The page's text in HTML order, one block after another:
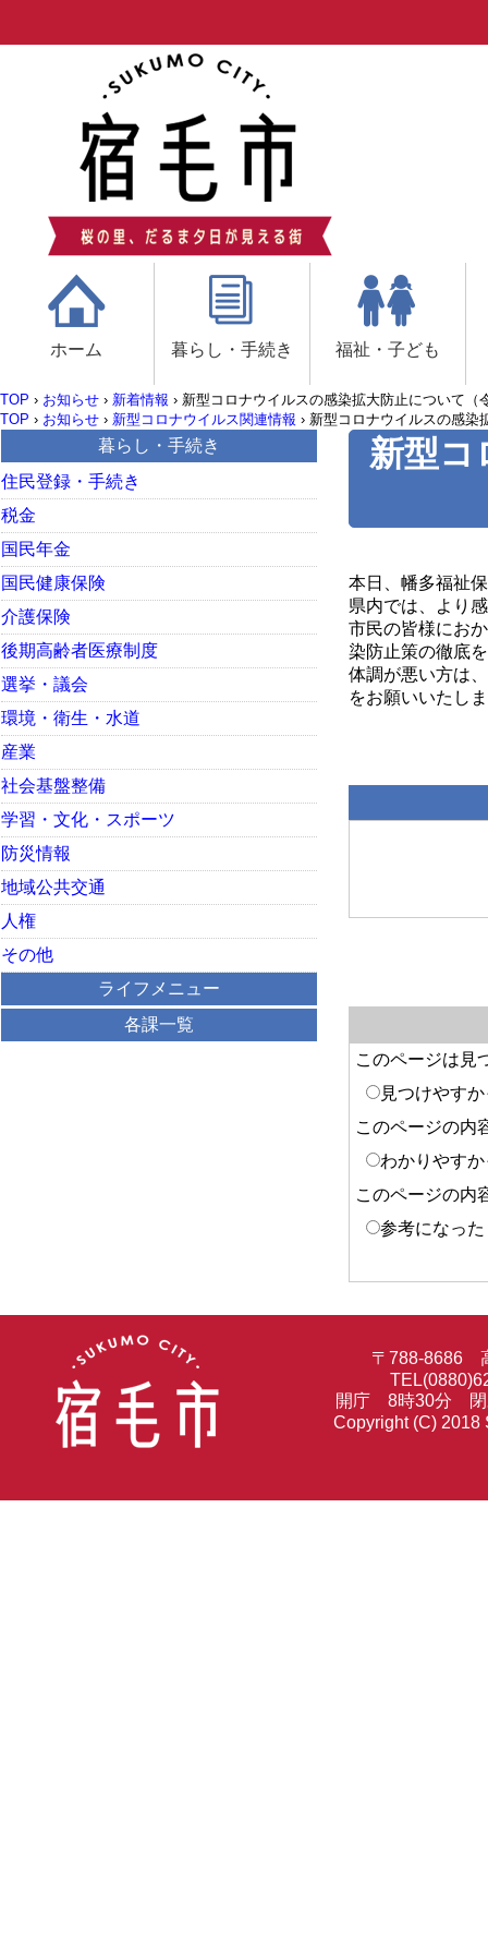
ホーム 暮らし・手続き 福祉・子ども
TOP › お知らせ › 新着情報 › 新型コロナウイルスの感染拡大防止について（
TOP › お知らせ › 新型コロナウイルス関連情報 › 新型コロナウイルスの感染
新型コ
本日、幡多福祉
県内では、より
市民の皆様にお
染防止策の徹底
体調が悪い方は
をお願いいたし
このページは見
見つけやす
このページの内
わかりやす
このページの内
参考になった
暮らし・手続き
住民登録・手続き
税金
国民年金
国民健康保険
介護保険
後期高齢者医療制度
選挙・議会
環境・衛生・水道
産業
社会基盤整備
学習・文化・スポーツ
防災情報
地域公共交通
人権
その他
ライフメニュー
各課一覧
〒788-8686
開庁 8時30分 閉
Copyright (C) 2018